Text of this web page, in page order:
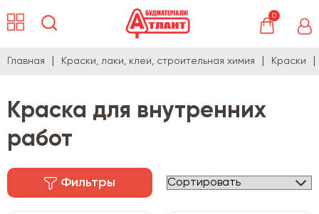
0
Главная Краски, лаки, клеи, строительная химия Краски
Краска для внутренних
работ
Фильтры